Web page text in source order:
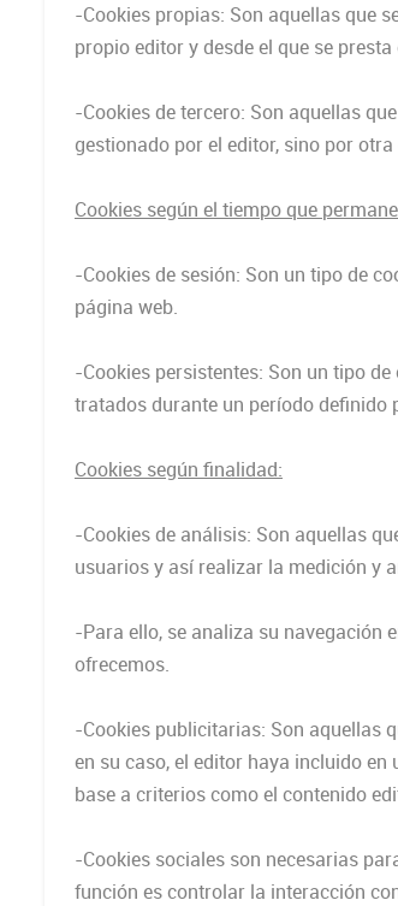
-Cookies propias: Son aquellas que
propio editor y desde el que se
-Cookies de tercero: Son aquellas
gestionado por el editor, sino por
Cookies según el tiempo que
-Cookies de sesión: Son un tipo de
página web.
-Cookies persistentes: Son un tipo
tratados durante un período definido
Cookies según finalidad:
-Cookies de análisis: Son aquellas
usuarios y así realizar la medición y
-Para ello, se analiza su navegación
ofrecemos.
-Cookies publicitarias: Son aquellas
en su caso, el editor haya incluido
base a criterios como el contenido
-Cookies sociales son necesarias
función es controlar la interacción